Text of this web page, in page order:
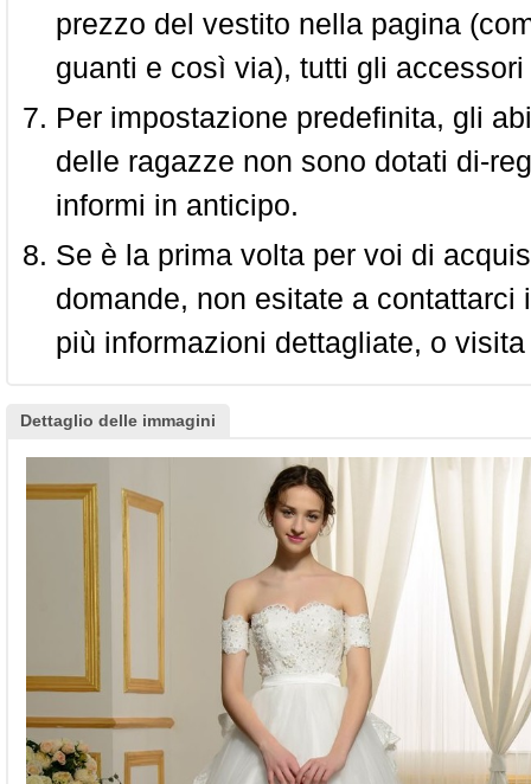
prezzo del vestito nella pagina
guanti e così via), tutti gli
Per impostazione predefinita, gli
delle ragazze non sono dotati di-
informi in anticipo.
Se è la prima volta per voi di
domande, non esitate a
più informazioni dettagliate, o
Dettaglio delle immagini